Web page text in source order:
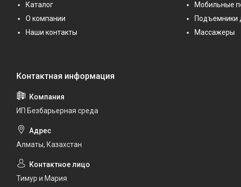
Каталог
О компании
Наши контакты
Мобильные
Подъемники
Массажеры
ИП Безбарьерная среда
Алматы, Казахстан
Тимур и Мария